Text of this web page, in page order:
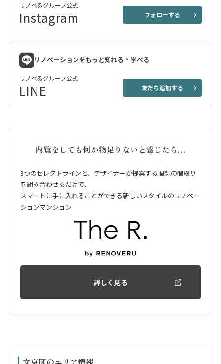
リノベるグループ公式
Instagram フォローする
リノベーションをもっと知れる・学べる
リノベるグループ公式
LINE 友だち追加する
内覧をしても何か物足りないと感じたら…
3つのセレクトラインと、デザイナーが提案する理想の間取り
を組み合わせるだけで、
スマートに手に入れることができる新しいスタイルのリノベー
ションマンション
詳しく見る
文京区のエリア情報